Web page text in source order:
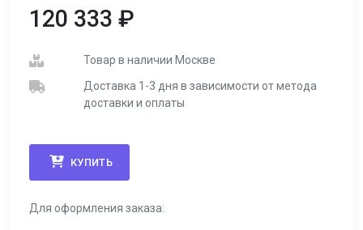
120 333 ₽
Товар в наличии Москве
Доставка 1-3 дня в зависимости от метода
доставки и оплаты
КУПИТЬ
Для оформления заказа: